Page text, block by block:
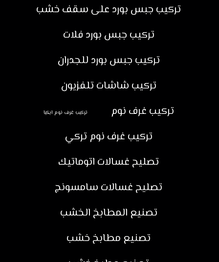
تركيب جبس بورد على سقف خشب
تركيب جبس بورد فلات
تركيب جبس بورد للجدران
تركيب شاشات تلفزيون
تركيب غرف نوم
تركيب غرف نوم ايكيا
تركيب غرف نوم تركي
تصليح غسالات اتوماتيك
تصليح غسالات سامسونج
تصنيع المطابخ الخشب
تصنيع مطابخ خشب